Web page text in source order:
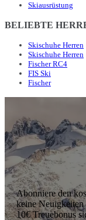
Skiausrüstung
BELIEBTE
Skischuhe Herren
Skischuhe Herren
Fischer RC4
FIS Ski
Fischer
Abonniere den
keine
10€ Treuebonus